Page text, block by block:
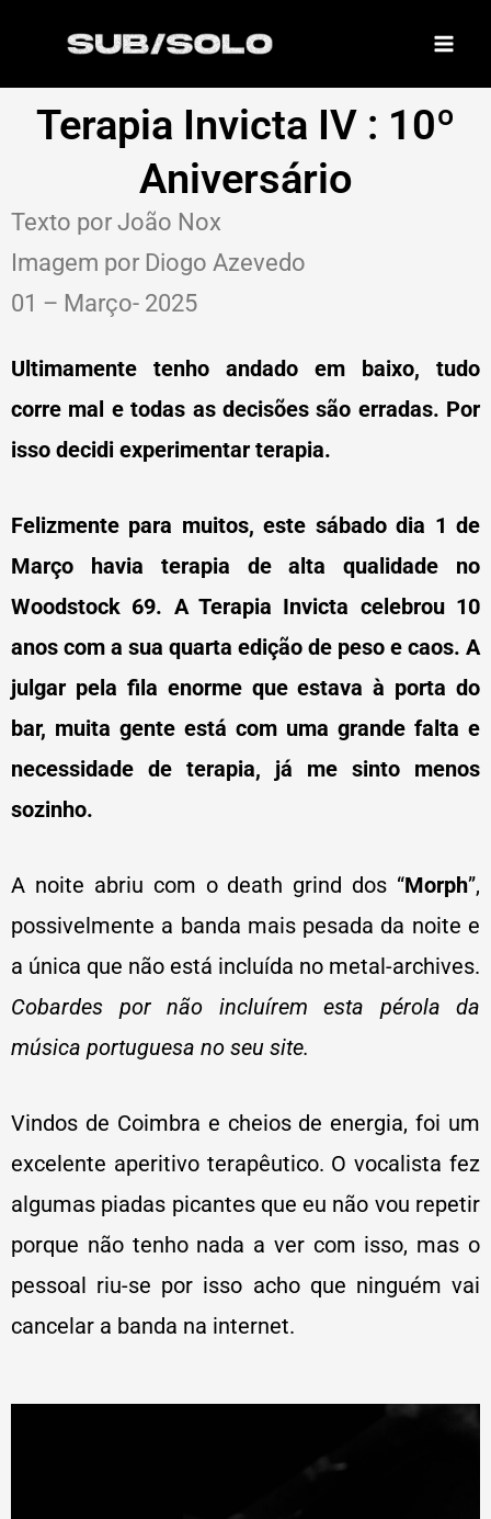
Terapia Invicta IV : 10º
Aniversário
Texto por João Nox
Imagem por Diogo Azevedo
01 – Março- 2025
Ultimamente tenho andado em baixo, tudo
corre mal e todas as decisões são erradas. Por
isso decidi experimentar terapia.
Felizmente para muitos, este sábado dia 1 de
Março havia terapia de alta qualidade no
Woodstock 69. A Terapia Invicta celebrou 10
anos com a sua quarta edição de peso e caos. A
julgar pela fila enorme que estava à porta do
bar, muita gente está com uma grande falta e
necessidade de terapia, já me sinto menos
sozinho.
A noite abriu com o death grind dos “Morph”,
possivelmente a banda mais pesada da noite e
a única que não está incluída no metal-archives.
Cobardes por não incluírem esta pérola da
música portuguesa no seu site.
Vindos de Coimbra e cheios de energia, foi um
excelente aperitivo terapêutico. O vocalista fez
algumas piadas picantes que eu não vou repetir
porque não tenho nada a ver com isso, mas o
pessoal riu-se por isso acho que ninguém vai
cancelar a banda na internet.